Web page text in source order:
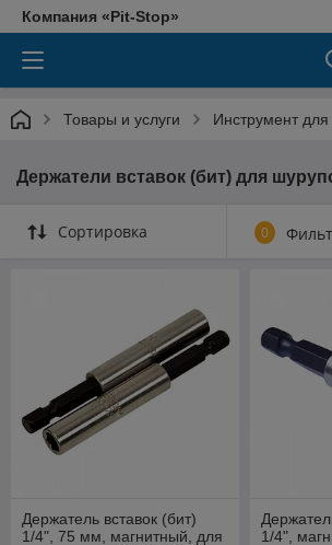
Компания «Pit-Stop»
Товары и услуги Инструмент для
Держатели вставок (бит) для
Сортировка 0
Держатель вставок (бит)
1/4", 75 мм, магнитный, для
1/4",